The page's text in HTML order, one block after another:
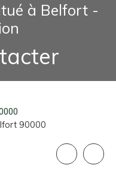
à Belfort -
90000